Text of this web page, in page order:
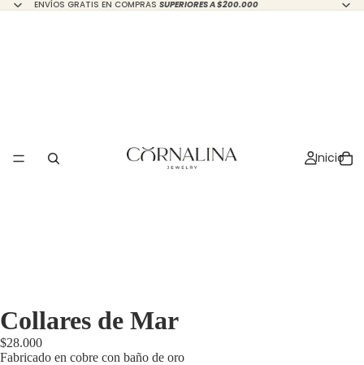
ENVÍOS GRATIS EN COMPRAS SUPERIORES A $200.000
Inicio
Collares de Mar
$28.000
Fabricado en cobre con baño de oro